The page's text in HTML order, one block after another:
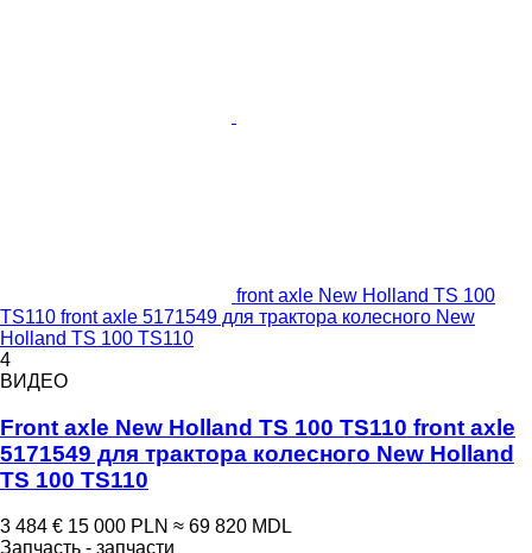
front axle New Holland TS 100
TS110 front axle 5171549 для трактора колесного New
Holland TS 100 TS110
4
ВИДЕО
Front axle New Holland TS 100 TS110 front axle
5171549 для трактора колесного New Holland
TS 100 TS110
3 484 € 15 000 PLN ≈ 69 820 MDL
Запчасть - запчасти